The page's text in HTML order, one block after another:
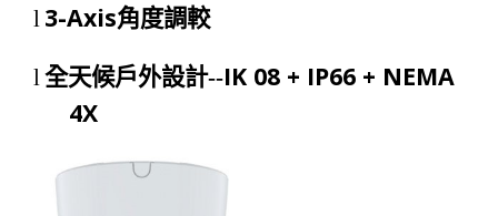
l 3-Axis角度調較
l全天候戶外設計--IK 08 + IP66 + NEMA
4X